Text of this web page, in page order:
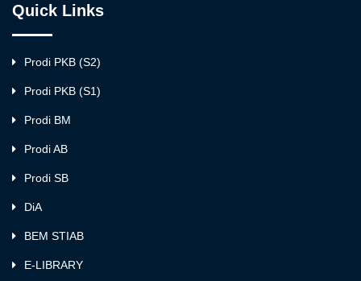
Quick Links
Prodi PKB (S2)
Prodi PKB (S1)
Prodi BM
Prodi AB
Prodi SB
DiA
BEM STIAB
E-LIBRARY